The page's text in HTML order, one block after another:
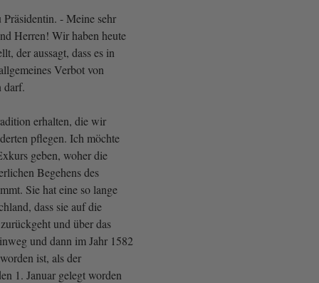
- Meine sehr
Herren! Wir haben heute
der aussagt, dass es in
Verbot von
darf.
erhalten, die wir
pflegen. Ich möchte
geben, woher die
Begehens des
Sie hat eine so lange
dass sie auf die
und über das
und dann im Jahr 1582
ist, als der
1. Januar gelegt worden